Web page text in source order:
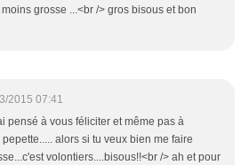
grosse ...<br /> gros bisous et bon
2015 07:41
pensé à vous féliciter et même pas à
alors si tu veux bien me faire
volontiers....bisous!!<br /> ah et pour